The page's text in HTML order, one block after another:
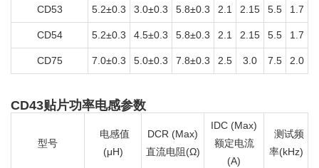
CD53 5.2±0.3 3.0±0.3 5.8±0.3 2.1 2.15 5.5 1.7
CD54 5.2±0.3 4.5±0.3 5.8±0.3 2.1 2.15 5.5 1.7
CD75 7.0±0.3 5.0±0.3 7.8±0.3 2.5 3.0 7.5 2.0
CD43贴片功率电感参数
型号
电感值
(μH)
DCR (Max)
直流电阻(Ω)
IDC (Max)
额定电流
(A)
测试频
率(kHz)